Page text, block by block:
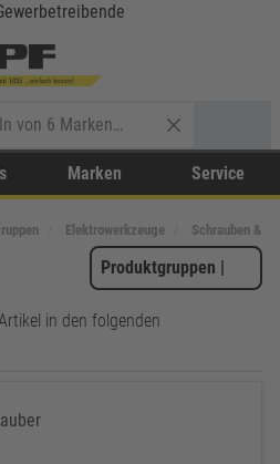
Marken Service
Elektrowerkzeuge Schrauben &
Produktgruppen |
in den folgenden